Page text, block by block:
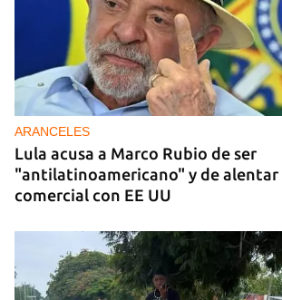
China lanza una organización
gobernanza de la IA con 29 países,
Cuba
ARANCELES
Lula acusa a Marco Rubio de ser
"antilatinoamericano" y de
comercial con EE UU